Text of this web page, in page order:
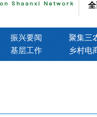
振兴要闻
聚集三
基层工作 乡村电